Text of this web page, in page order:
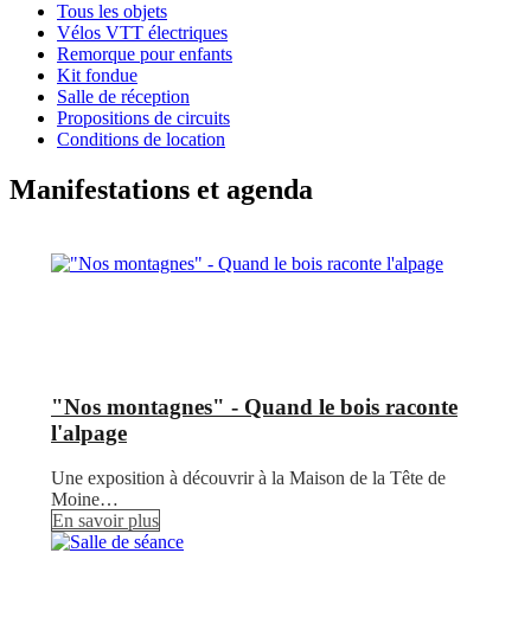
Tous les objets
Vélos VTT électriques
Remorque pour enfants
Kit fondue
Salle de réception
Propositions de circuits
Conditions de location
Manifestations et agenda
"Nos montagnes" - Quand le bois raconte
l'alpage
Une exposition à découvrir à la Maison de la Tête de
Moine…
En savoir plus